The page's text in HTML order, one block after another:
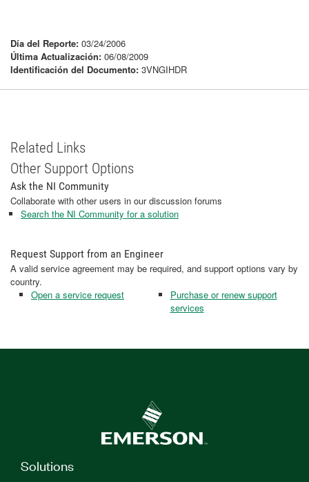
Día del Reporte: 03/24/2006
Última Actualización: 06/08/2009
Identificación del Documento: 3VNGIHDR
Related Links
Other Support Options
Ask the NI Community
Collaborate with other users in our discussion forums
Search the NI Community for a solution
Request Support from an Engineer
A valid service agreement may be required, and support options vary by
country.
Open a service request
Purchase or renew support
services
Solutions